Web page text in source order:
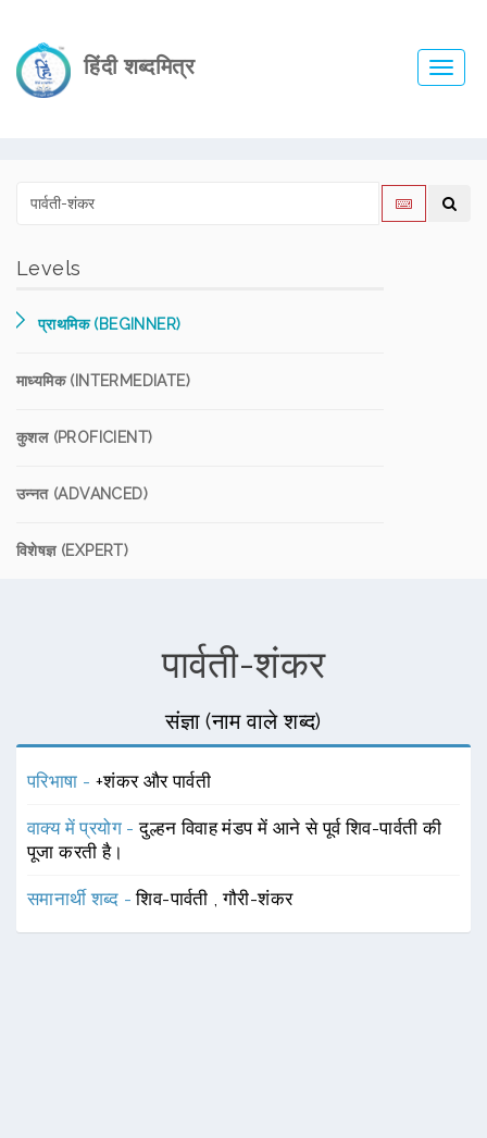
हिंदी शब्दमित्र
Levels
प्राथमिक (BEGINNER)
माध्यमिक (INTERMEDIATE)
कुशल (PROFICIENT)
उन्नत (ADVANCED)
विशेषज्ञ (EXPERT)
पार्वती-शंकर
संज्ञा (नाम वाले शब्द)
परिभाषा - +शंकर और पार्वती
वाक्य में प्रयोग -दुल्हन विवाह मंडप में आने से पूर्व शिव-पार्वती की
पूजा करती है।
समानार्थी शब्द -शिव-पार्वती ,गौरी-शंकर